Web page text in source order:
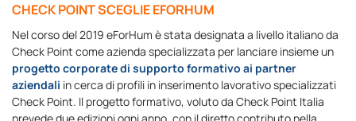
CHECK POINT SCEGLIE EFORHUM
Nel corso del 2019 eForHum è stata designata a livello italiano da
Check Point come azienda specializzata per lanciare insieme un
progetto corporate di supporto formativo ai partner
aziendali in cerca di profili in inserimento lavorativo specializzati
Check Point. Il progetto formativo, voluto da Check Point Italia